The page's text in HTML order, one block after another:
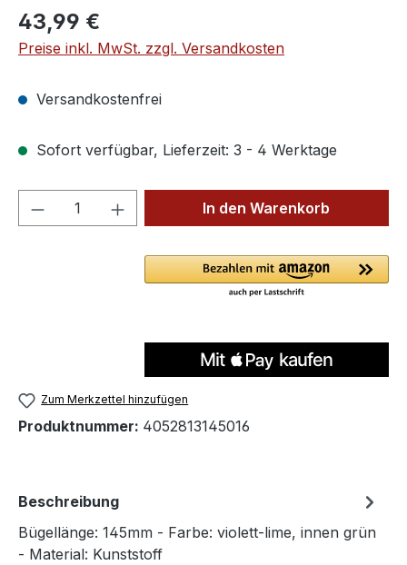
Regulärer Preis:
43,99 €
Preise inkl. MwSt. zzgl. Versandkosten
Versandkostenfrei
Sofort verfügbar, Lieferzeit: 3 - 4 Werktage
Produkt Anzahl: Gib denIn den Warenkorb
Zum Merkzettel hinzufügen
Produktnummer: 4052813145016
Beschreibung
Bügellänge: 145mm - Farbe: violett-lime, innen grün
- Material: Kunststoff